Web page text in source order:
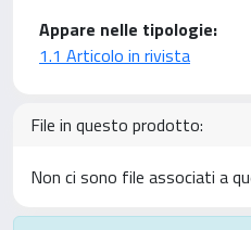
Appare nelle tipologie:
1.1 Articolo in rivista
File in questo prodotto:
Non ci sono file associati a